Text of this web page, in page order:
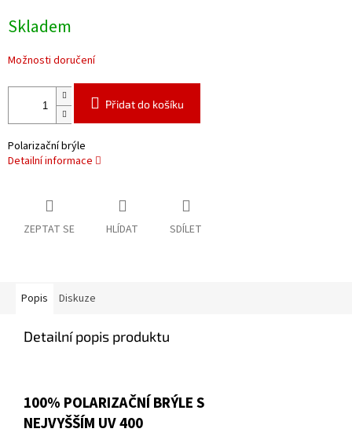
cena:
Skladem
Možnosti doručení
Přidat do košíku
Polarizační brýle
Detailní informace
ZEPTAT SE HLÍDAT SDÍLET
Popis Diskuze
Detailní popis produktu
100% POLARIZAČNÍ BRÝLE S
NEJVYŠŠÍM UV 400